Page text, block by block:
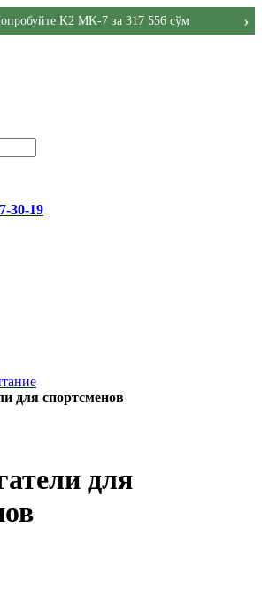
K2 MK-7 за 317 556 сўм ›
30-19
для спортсменов
для